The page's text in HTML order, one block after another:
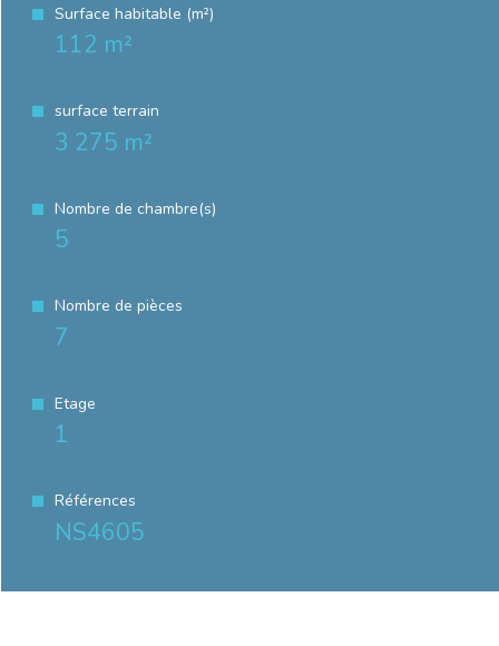
Surface habitable (m²)
112 m²
surface terrain
3 275 m²
Nombre de chambre(s)
5
Nombre de pièces
7
Etage
1
Références
NS4605